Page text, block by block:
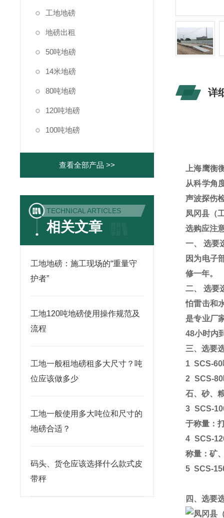
工地地磅
地磅出租
50吨地磅
14米地磅
80吨地磅
120吨地磅
100吨地磅
查看全部产品 >>
TECHNICAL ARTICLES
相关文章
工地地磅：施工现场的“重量守
护者”
工地120吨地磅使用操作规范及
流程
工地一般租地磅租多大尺寸？吨
位应该做多少
工地一般使用多大吨位和尺寸的
地磅合适？
码头、货仓应该选择什么款式皮
带秤
详
上海鹰衡
从科学角
声波探伤
凤冈县（
选购应注
一、
选要
因为电子
修一年。
二、
选要
怕雷击和
是专业厂
48小时内
三、选要
1 SCS-60
2 SCS-80
石、砂、
3 SCS-
于称量：
4 SCS-
称量：矿
5 SCS-
四、选要